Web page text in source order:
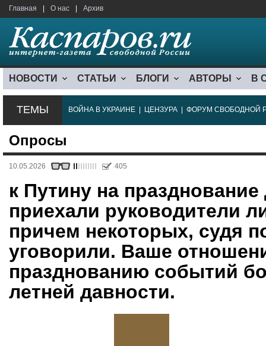
Главная О нас Архив
НОВОСТИ СТАТЬИ БЛОГИ АВТОРЫ В
ТЕМЫ ВОЙНА В УКРАИНЕ ЦЕНЗУРА ФОРУМ СВОБОДНОЙ
Опросы
10.05.2026 405
к Путину на
приехали руководители
причем некоторых, судя
уговорили. Ваше
празднованию событий
летней давности.